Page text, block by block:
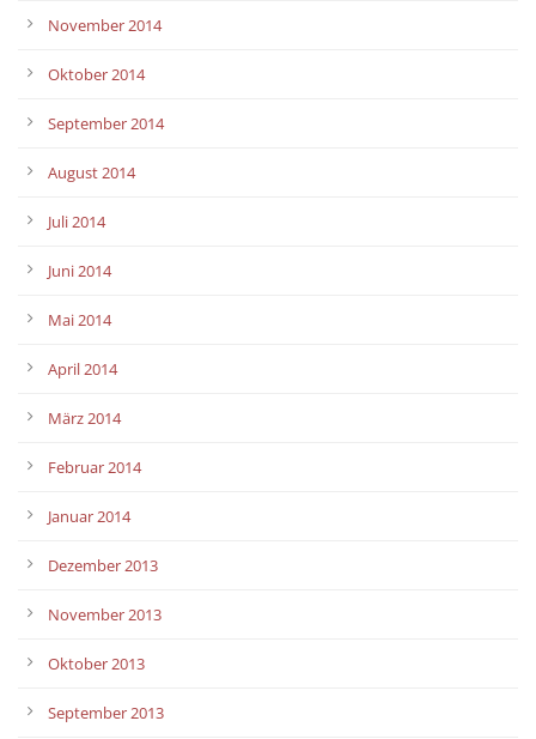
November 2014
Oktober 2014
September 2014
August 2014
Juli 2014
Juni 2014
Mai 2014
April 2014
März 2014
Februar 2014
Januar 2014
Dezember 2013
November 2013
Oktober 2013
September 2013